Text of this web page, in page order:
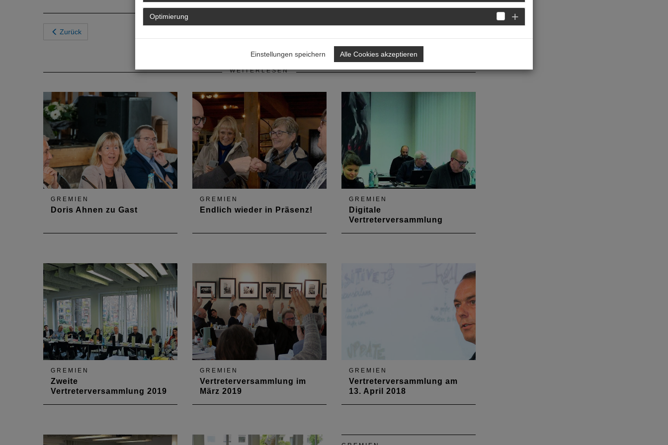
Zurück
WEITERLESEN
GREMIEN
Doris Ahnen zu Gast
nahm den Haushalt und den
Wiederaufbau im Ahrtal in den
Blick.
GREMIEN
Endlich wieder in Präsenz!
Laubenheimer Höhe statt. Sie
nahm den Haushalt und die
Flutkatastrophe im Ahrtal in den
Blick
GREMIEN
Digitale
Vertreterversammlung
GREMIEN
Zweite
Vertreterversammlung 2019
den Haushaltabschluss für 2018
GREMIEN
Vertreterversammlung im
März 2019
Kulturzentrum "Goldener Engel"
GREMIEN
Vertreterversammlung am
13. April 2018
Optimierung
Einstellungen speichern Alle Cookies akzeptieren